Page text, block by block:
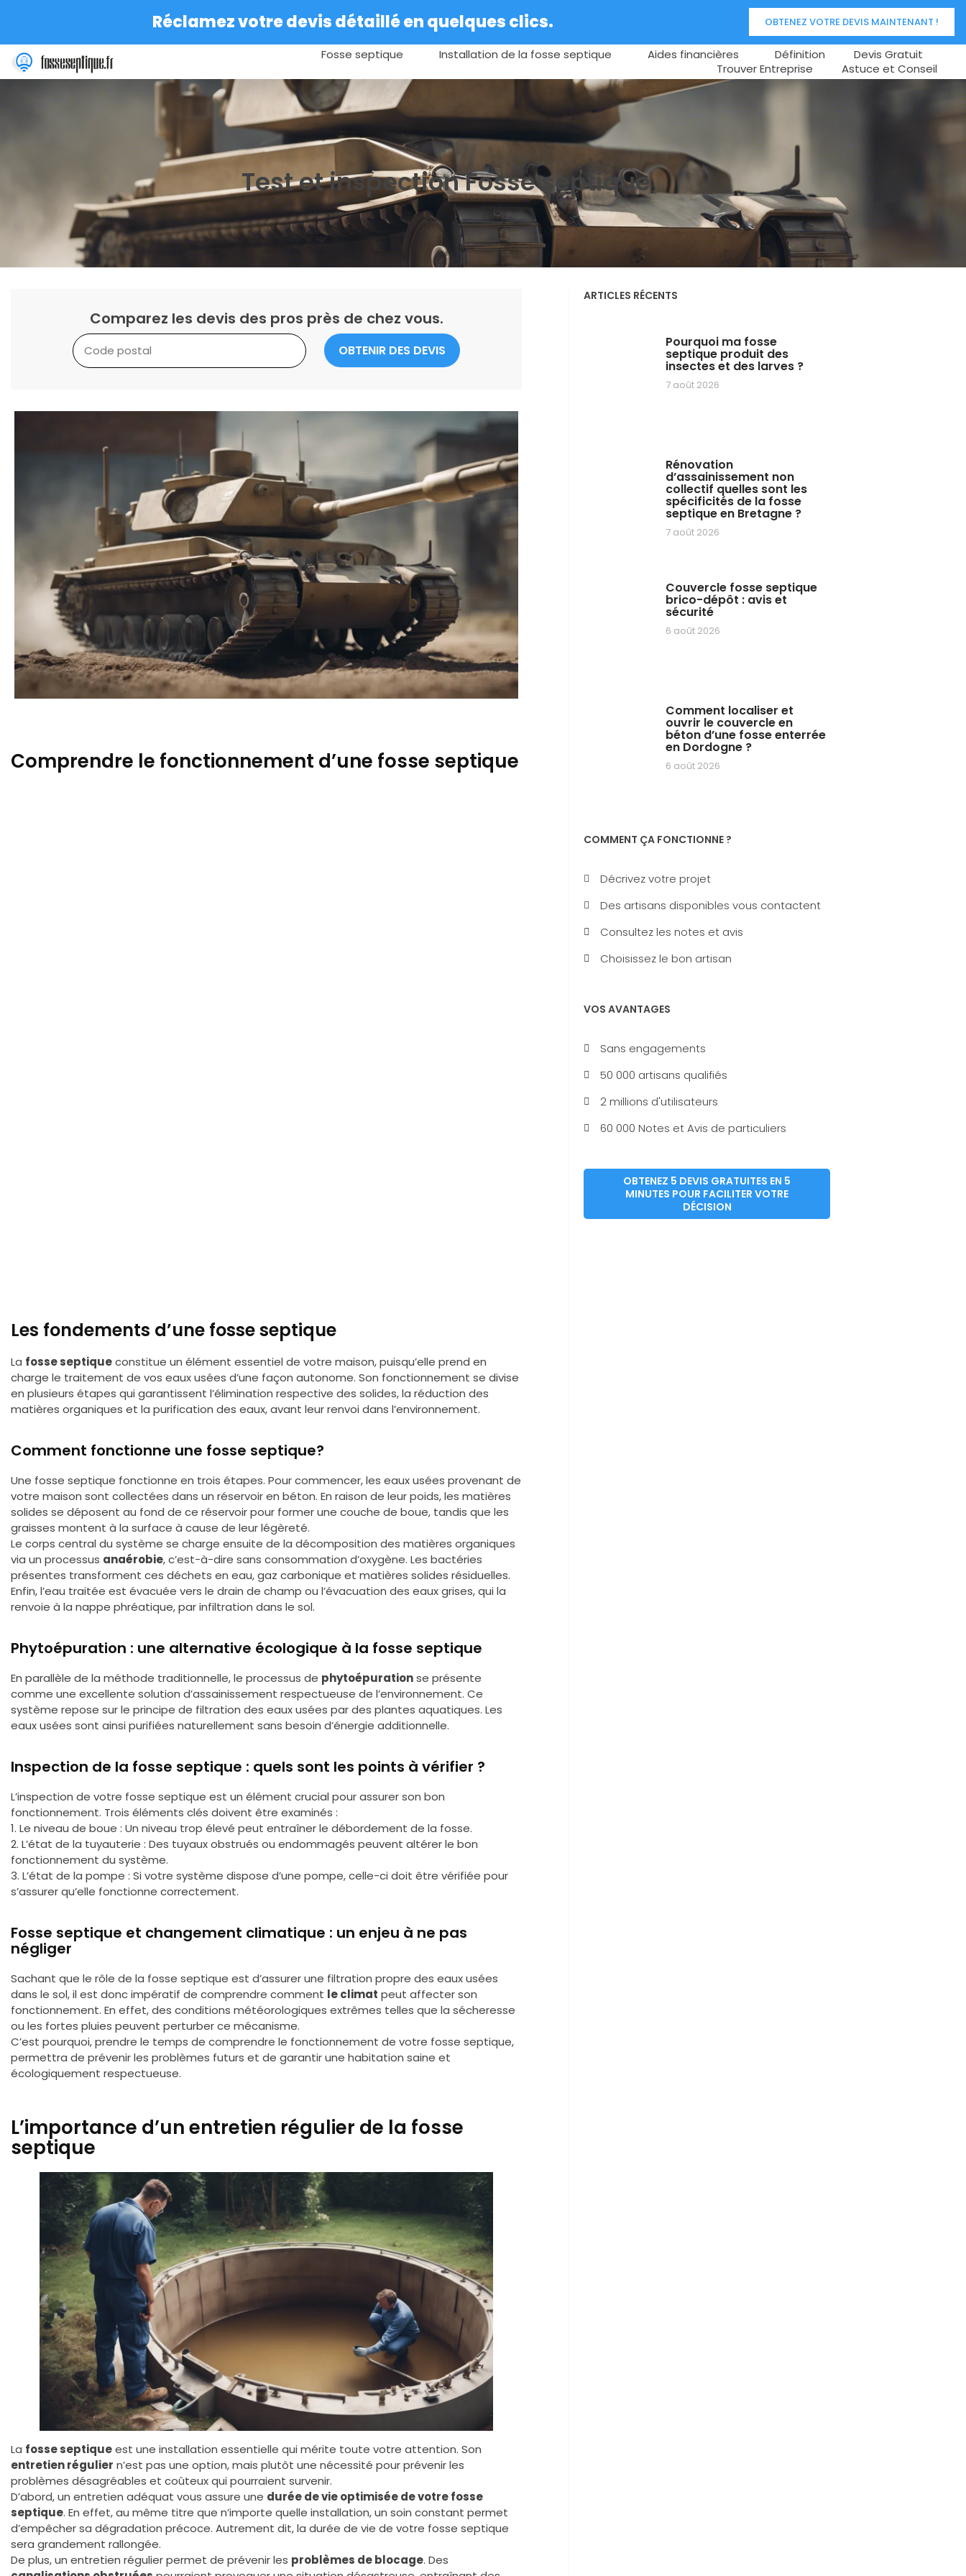
Réclamez votre devis détaillé en quelques clics. OBTENEZ VOTRE DEVIS MAINTENANT !
Fosse septique Installation de la fosse septique Aides financières Définition
Devis Gratuit
Trouver Entreprise
Astuce et Conseil
Test et inspection Fosse septique
Comparez les devis des pros près de chez vous.
OBTENIR DES DEVIS
Comprendre le fonctionnement d’une fosse septique
Les fondements d’une fosse septique
La fosse septiqueconstitue un élément essentiel de votre maison, puisqu’elle prend en
charge le traitement de vos eaux usées d’une façon autonome. Son fonctionnement se divise
en plusieurs étapes qui garantissent l’élimination respective des solides, la réduction des
matières organiques et la purification des eaux, avant leur renvoi dans l’environnement.
Comment fonctionne une fosse septique?
Une fosse septique fonctionne en trois étapes. Pour commencer, les eaux usées provenant de
votre maison sont collectées dans un réservoir en béton. En raison de leur poids, les matières
solides se déposent au fond de ce réservoir pour former une couche de boue, tandis que les
graisses montent à la surface à cause de leur légèreté.
Le corps central du système se charge ensuite de la décomposition des matières organiques
via un processus anaérobie, c’est-à-dire sans consommation d’oxygène. Les bactéries
présentes transforment ces déchets en eau, gaz carbonique et matières solides résiduelles.
Enfin, l’eau traitée est évacuée vers le drain de champ ou l’évacuation des eaux grises, qui la
renvoie à la nappe phréatique, par infiltration dans le sol.
Phytoépuration : une alternative écologique à la fosse septique
En parallèle de la méthode traditionnelle, le processus de phytoépurationse présente
comme une excellente solution d’assainissement respectueuse de l’environnement. Ce
système repose sur le principe de filtration des eaux usées par des plantes aquatiques. Les
eaux usées sont ainsi purifiées naturellement sans besoin d’énergie additionnelle.
Inspection de la fosse septique : quels sont les points à vérifier ?
L’inspection de votre fosse septique est un élément crucial pour assurer son bon
fonctionnement. Trois éléments clés doivent être examinés :
1. Le niveau de boue : Un niveau trop élevé peut entraîner le débordement de la fosse.
2. L’état de la tuyauterie : Des tuyaux obstrués ou endommagés peuvent altérer le bon
fonctionnement du système.
3. L’état de la pompe : Si votre système dispose d’une pompe, celle-ci doit être vérifiée pour
s’assurer qu’elle fonctionne correctement.
Fosse septique et changement climatique : un enjeu à ne pas
négliger
Sachant que le rôle de la fosse septique est d’assurer une filtration propre des eaux usées
dans le sol, il est donc impératif de comprendre comment le climat peut affecter son
fonctionnement. En effet, des conditions météorologiques extrêmes telles que la sécheresse
ou les fortes pluies peuvent perturber ce mécanisme.
C’est pourquoi, prendre le temps de comprendre le fonctionnement de votre fosse septique,
permettra de prévenir les problèmes futurs et de garantir une habitation saine et
écologiquement respectueuse.
L’importance d’un entretien régulier de la fosse
septique
La fosse septiqueest une installation essentielle qui mérite toute votre attention. Son
entretien régulier n’est pas une option, mais plutôt une nécessité pour prévenir les
problèmes désagréables et coûteux qui pourraient survenir.
D’abord, un entretien adéquat vous assure une durée de vie optimisée de votre fosse
septique. En effet, au même titre que n’importe quelle installation, un soin constant permet
d’empêcher sa dégradation précoce. Autrement dit, la durée de vie de votre fosse septique
sera grandement rallongée.
De plus, un entretien régulier permet de prévenir les problèmes de blocage. Des
ARTICLES RÉCENTS
Pourquoi ma fosse
septique produit des
insectes et des larves ?
7 août 2026
Rénovation
d’assainissement non
collectif quelles sont les
spécificités de la fosse
septique en Bretagne ?
7 août 2026
Couvercle fosse septique
brico-dépôt : avis et
sécurité
6 août 2026
Comment localiser et
ouvrir le couvercle en
béton d’une fosse enterrée
en Dordogne ?
6 août 2026
COMMENT ÇA FONCTIONNE ?
Décrivez votre projet
Des artisans disponibles vous contactent
Consultez les notes et avis
Choisissez le bon artisan
VOS AVANTAGES
Sans engagements
50 000 artisans qualifiés
2 millions d'utilisateurs
60 000 Notes et Avis de particuliers
OBTENEZ 5 DEVIS GRATUITES EN 5
MINUTES POUR FACILITER VOTRE
DÉCISION